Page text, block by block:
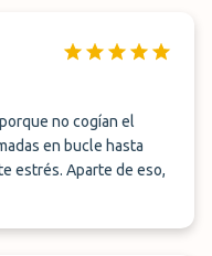
no cogían el
en bucle hasta
de eso,